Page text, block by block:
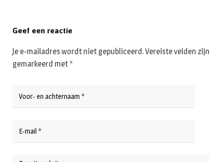
Geef een reactie
Je e-mailadres wordt niet gepubliceerd.Vereiste velden zijn
gemarkeerd met *